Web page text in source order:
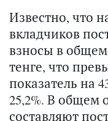
Известно, что
вкладчиков
взносы в общем
тенге, что
показатель на
25,2%. В общем
составляют